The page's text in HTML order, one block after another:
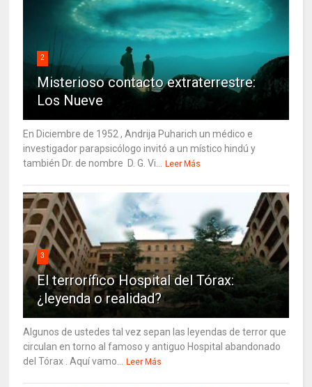
2
Misterioso contacto extraterrestre:
Los Nueve
En Diciembre de 1952 , Andrija Puharich un médico e
investigador parapsicólogo invitó a un místico hindú y
también Dr. de nombre D. G. Vi...
Leer Más
3
El terrorífico Hospital del Tórax:
¿leyenda o realidad?
Algunos de ustedes tal vez sepan las leyendas de terror que
circulan en torno al famoso y antiguo Hospital abandonado
del Tórax . Aquí vamo...
Leer Más